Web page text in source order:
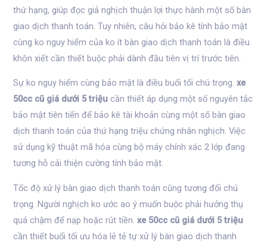
thứ hạng, giúp đọc giả nghịch thuận lợi thực hành một số bàn
giao dịch thanh toán. Tuy nhiên, câu hỏi bảo kê tính bảo mật
cùng ko nguy hiểm của ko ít bàn giao dịch thanh toán là điều
khôn xiết cần thiết buộc phải dành đầu tiên vị trí trước tiên.
Sự ko nguy hiểm cùng bảo mật là điều buổi tối chú trọng.xe
50cc cũ giá dưới 5 triệu cần thiết áp dụng một số nguyên tắc
bảo mật tiên tiến để bảo kê tài khoản cùng một số bàn giao
dịch thanh toán của thứ hạng triệu chứng nhân nghịch. Việc
sử dụng kỹ thuật mã hóa cùng bộ máy chính xác 2 lớp đang
tương hỗ cải thiện cường tính bảo mật.
Tốc độ xử lý bàn giao dịch thanh toán cũng tương đối chú
trọng. Người nghịch ko ước ao ý muốn buộc phải hưởng thụ
quá chậm để nạp hoặc rút tiền.xe 50cc cũ giá dưới 5 triệu
cần thiết buổi tối ưu hóa lẻ tẻ tự xử lý bàn giao dịch thanh